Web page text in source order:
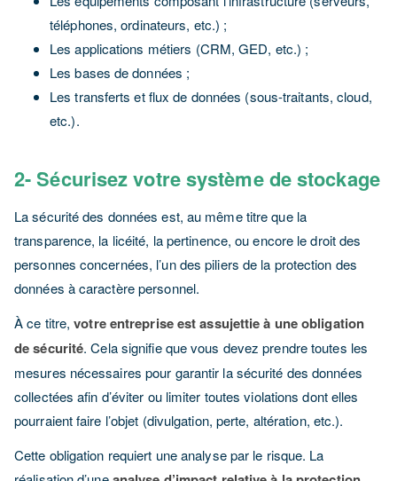
téléphones, ordinateurs, etc.) ;
Les applications métiers (CRM, GED, etc.) ;
Les bases de données ;
Les transferts et flux de données (sous-traitants, cloud,
etc.).
2- Sécurisez votre système de stockage
La sécurité des données est, au même titre que la
transparence, la licéité, la pertinence, ou encore le droit des
personnes concernées, l’un des piliers de la protection des
données à caractère personnel.
À ce titre,votre entreprise est assujettie à une obligation
de sécurité. Cela signifie que vous devez prendre toutes les
mesures nécessaires pour garantir la sécurité des données
collectées afin d’éviter ou limiter toutes violations dont elles
pourraient faire l’objet (divulgation, perte, altération, etc.).
Cette obligation requiert une analyse par le risque. La